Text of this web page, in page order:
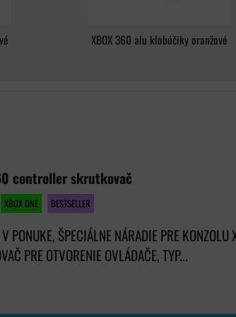
XBOX 360 alu klobúčiky oranžové
controller skrutkovač
XBOX ONE BESTSELLER
PONUKE, ŠPECIÁLNE NÁRADIE PRE
PRE OTVORENIE OVLÁDAČE, TYP...